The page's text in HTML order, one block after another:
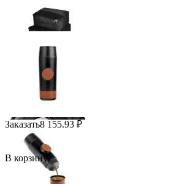
Заказать8 155.93 ₽
В корзину